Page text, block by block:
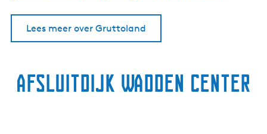
Lees meer over Gruttoland
Afsluitdijk Wadden Center